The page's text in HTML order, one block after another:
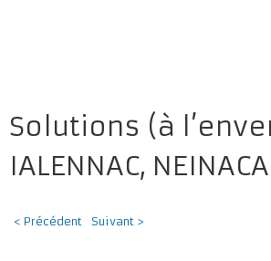
Solutions (à
IALENNAC,
< Précédent Suivant >